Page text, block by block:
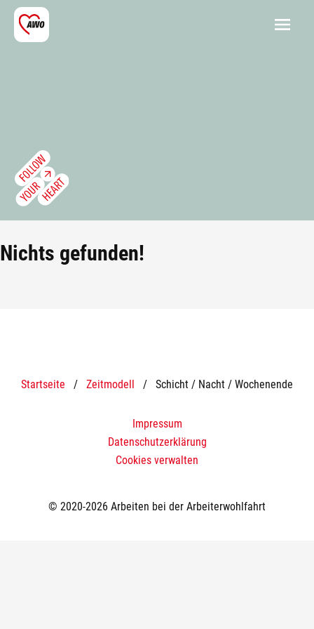
Nichts gefunden!
Startseite / Zeitmodell / Schicht / Nacht / Wochenende
Impressum
Datenschutzerklärung
Cookies verwalten
© 2020-2026 Arbeiten bei der Arbeiterwohlfahrt